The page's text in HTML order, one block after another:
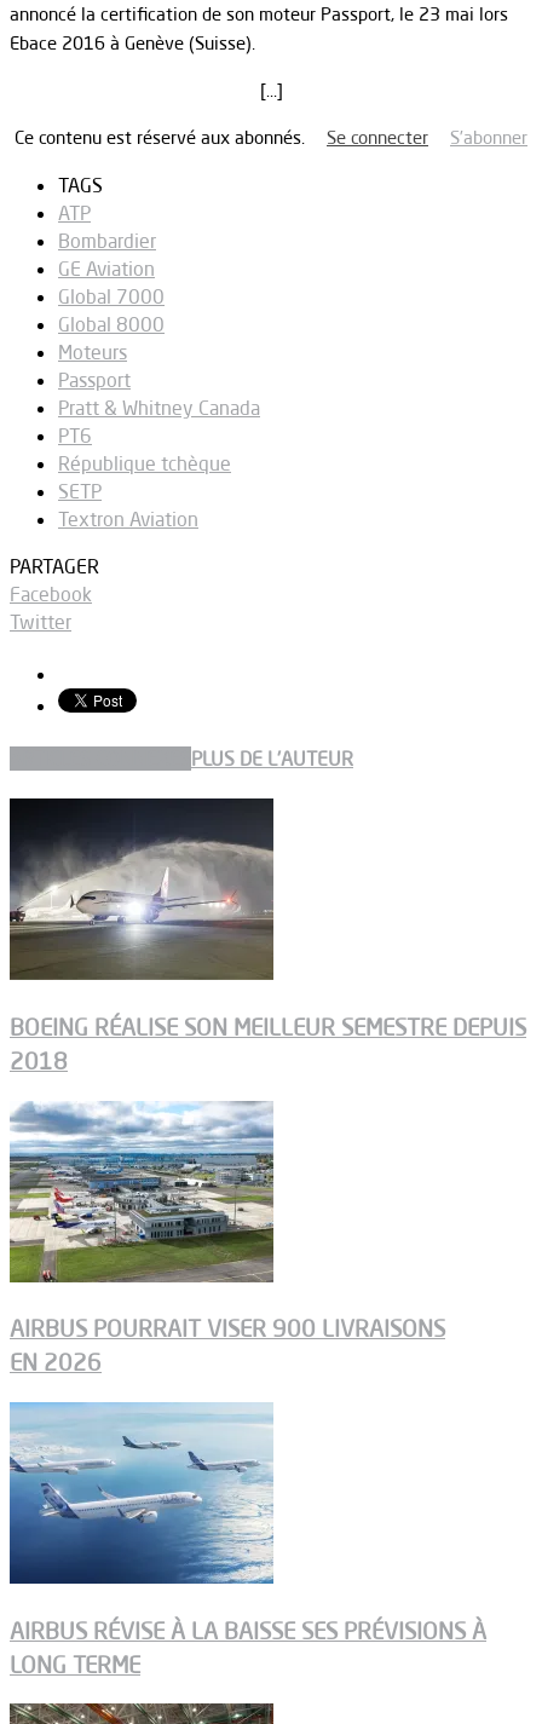
annoncé la certification de son moteur Passport, le 23 mai lors
Ebace 2016 à Genève (Suisse).
[…]
Ce contenu est réservé aux abonnés. Se connecter S’abonner
TAGS
ATP
Bombardier
GE Aviation
Global 7000
Global 8000
Moteurs
Passport
Pratt & Whitney Canada
PT6
République tchèque
SETP
Textron Aviation
PARTAGER
Facebook
Twitter
PLUS DE L'AUTEUR
BOEING RÉALISE SON MEILLEUR SEMESTRE DEPUIS
2018
AIRBUS POURRAIT VISER 900 LIVRAISONS
EN 2026
AIRBUS RÉVISE À LA BAISSE SES PRÉVISIONS À
LONG TERME